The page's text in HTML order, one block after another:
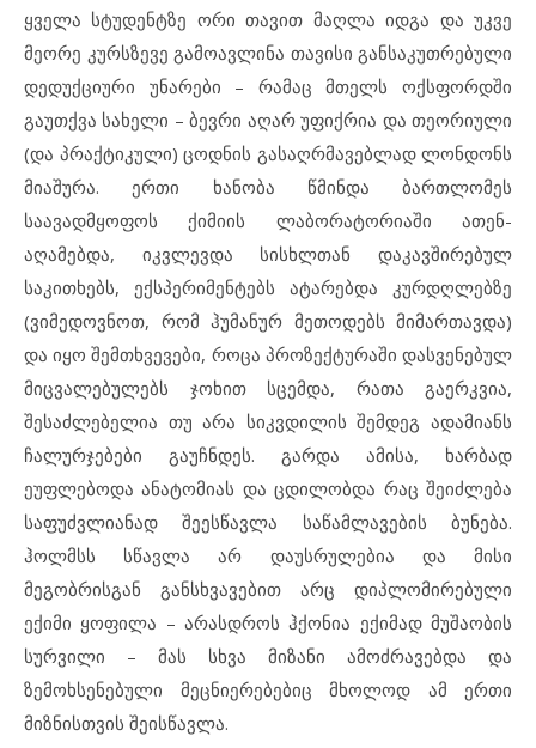
ყველა სტუდენტზე ორი თავით მაღლა იდგა და უკვე
მეორე კურსზევე გამოავლინა თავისი განსაკუთრებული
დედუქციური უნარები – რამაც მთელს ოქსფორდში
გაუთქვა სახელი – ბევრი აღარ უფიქრია და თეორიული
(და პრაქტიკული) ცოდნის გასაღრმავებლად ლონდონს
მიაშურა. ერთი ხანობა წმინდა ბართლომეს
საავადმყოფოს ქიმიის ლაბორატორიაში ათენ-
აღამებდა, იკვლევდა სისხლთან დაკავშირებულ
საკითხებს, ექსპერიმენტებს ატარებდა კურდღლებზე
(ვიმედოვნოთ, რომ ჰუმანურ მეთოდებს მიმართავდა)
და იყო შემთხვევები, როცა პროზექტურაში დასვენებულ
მიცვალებულებს ჯოხით სცემდა, რათა გაერკვია,
შესაძლებელია თუ არა სიკვდილის შემდეგ ადამიანს
ჩალურჯებები გაუჩნდეს. გარდა ამისა, ხარბად
ეუფლებოდა ანატომიას და ცდილობდა რაც შეიძლება
საფუძვლიანად შეესწავლა საწამლავების ბუნება.
ჰოლმსს სწავლა არ დაუსრულებია და მისი
მეგობრისგან განსხვავებით არც დიპლომირებული
ექიმი ყოფილა – არასდროს ჰქონია ექიმად მუშაობის
სურვილი – მას სხვა მიზანი ამოძრავებდა და
ზემოხსენებული მეცნიერებებიც მხოლოდ ამ ერთი
მიზნისთვის შეისწავლა.